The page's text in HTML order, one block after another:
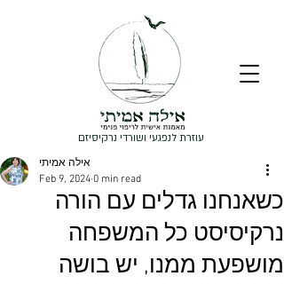
עוזרת לנפגעי ושורדי נרקיסיזם
כשאנחנו גדלים עם הורה
נרקיסיסט כל המשפחה
מושפעת ממנו, יש בושה
אילה אמיתי
Feb 9, 2024 0 min read